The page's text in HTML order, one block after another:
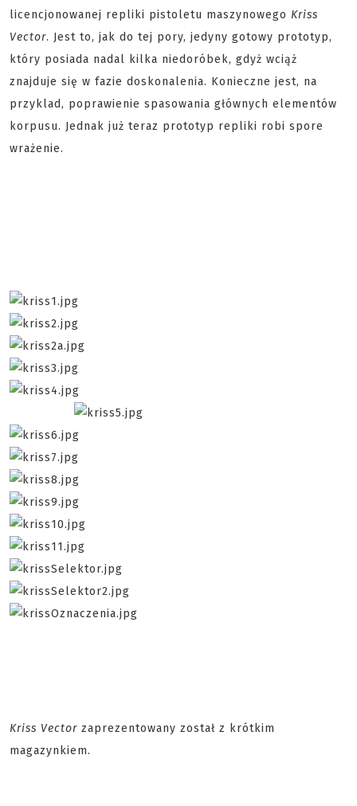
licencjonowanej repliki pistoletu maszynowego Kriss
Vector. Jest to, jak do tej pory, jedyny gotowy prototyp,
który posiada nadal kilka niedoróbek, gdyż wciąż
znajduje się w fazie doskonalenia. Konieczne jest, na
przyklad, poprawienie spasowania głównych elementów
korpusu. Jednak już teraz prototyp repliki robi spore
wrażenie.
Kriss Vector zaprezentowany został z krótkim
magazynkiem.